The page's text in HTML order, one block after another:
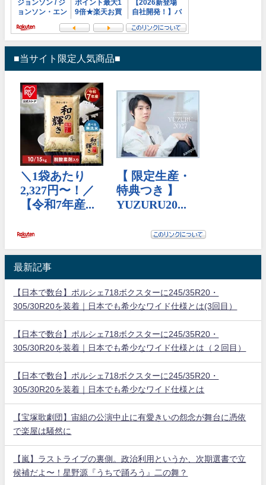
■当サイト限定人気商品■
最新記事
【日本で数台】ポルシェ718ボクスターに245/35R20・
305/30R20を装着｜日本でも希少なワイド仕様とは(3回目）
【日本で数台】ポルシェ718ボクスターに245/35R20・
305/30R20を装着｜日本でも希少なワイド仕様とは（２回目）
【日本で数台】ポルシェ718ボクスターに245/35R20・
305/30R20を装着｜日本でも希少なワイド仕様とは
【宝塚歌劇団】宙組の公演中止に有愛きいの怨念が舞台に憑依
で楽屋は騒然に
【嵐】ラストライブの裏側。政治利用というか、次期選書で立
候補だよ〜！星野源『うちで踊ろう』二の舞？